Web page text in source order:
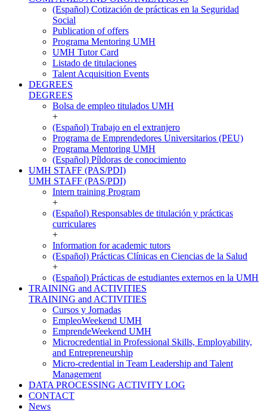
(Español) Cotización de prácticas en la Seguridad
Social
Publication of offers
Programa Mentoring UMH
UMH Tutor Card
Listado de titulaciones
Talent Acquisition Events
DEGREES
DEGREES
Bolsa de empleo titulados UMH
+
(Español) Trabajo en el extranjero
Programa de Emprendedores Universitarios (PEU)
Programa Mentoring UMH
(Español) Píldoras de conocimiento
UMH STAFF (PAS/PDI)
UMH STAFF (PAS/PDI)
Intern training Program
+
(Español) Responsables de titulación y prácticas
curriculares
+
Information for academic tutors
(Español) Prácticas Clínicas en Ciencias de la Salud
+
(Español) Prácticas de estudiantes externos en la UMH
TRAINING and ACTIVITIES
TRAINING and ACTIVITIES
Cursos y Jornadas
EmpleoWeekend UMH
EmprendeWeekend UMH
Microcredential in Professional Skills, Employability,
and Entrepreneurship
Micro-credential in Team Leadership and Talent
Management
DATA PROCESSING ACTIVITY LOG
CONTACT
News